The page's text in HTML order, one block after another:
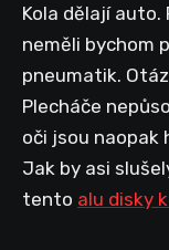
Kola dělají auto.
neměli bychom
pneumatik.
Plecháče
oči jsou naopak
Jak by asi
tento alu disky